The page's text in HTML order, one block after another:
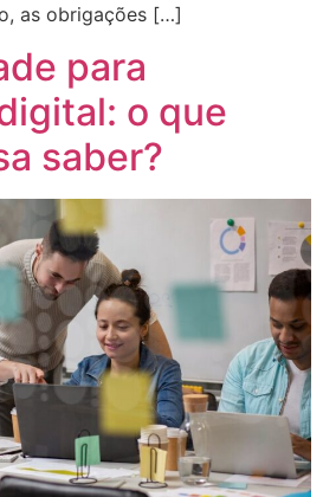
as obrigações […]
para
o que
saber?